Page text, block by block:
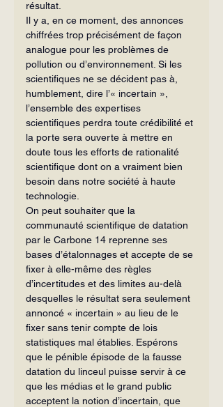
résultat.
Il y a, en ce moment, des annonces
chiffrées trop précisément de façon
analogue pour les problèmes de
pollution ou d’environnement. Si les
scientifiques ne se décident pas à,
humblement, dire l’« incertain »,
l’ensemble des expertises
scientifiques perdra toute crédibilité et
la porte sera ouverte à mettre en
doute tous les efforts de rationalité
scientifique dont on a vraiment bien
besoin dans notre société à haute
technologie.
On peut souhaiter que la
communauté scientifique de datation
par le Carbone 14 reprenne ses
bases d’étalonnages et accepte de se
fixer à elle-même des règles
d’incertitudes et des limites au-delà
desquelles le résultat sera seulement
annoncé « incertain » au lieu de le
fixer sans tenir compte de lois
statistiques mal établies. Espérons
que le pénible épisode de la fausse
datation du linceul puisse servir à ce
que les médias et le grand public
acceptent la notion d’incertain, que